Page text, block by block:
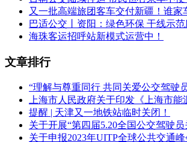
又一批高端旅团客车交付新疆！谁家
巴适公交丨资阳：绿色环保 干线示范
海珠客运招呼站新模式运营中！
文章排行
“理解与尊重同行 共同关爱公交驾驶
上海市人民政府关于印发《上海市
提醒 | 天津又一地铁站临时关闭！
关于开展“第四届5.20全国公交驾驶
关于申报2023年UITP全球公共交通